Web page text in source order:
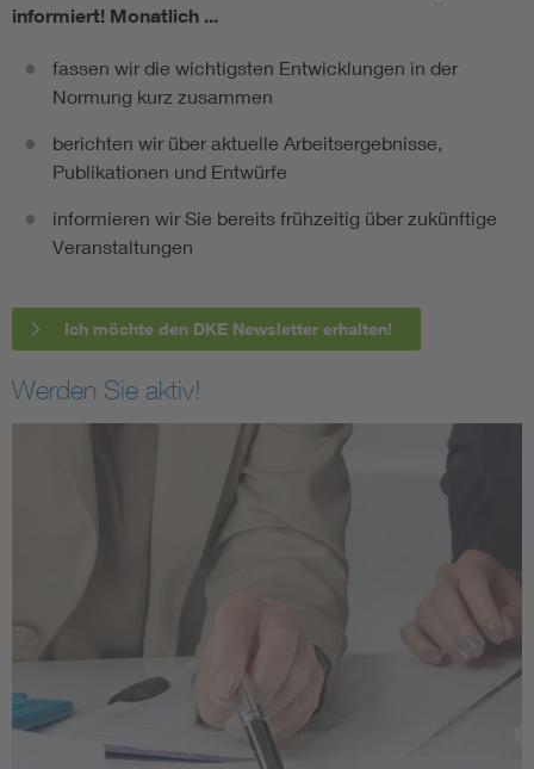
informiert! Monatlich ...
fassen wir die wichtigsten Entwicklungen in der
Normung kurz zusammen
berichten wir über aktuelle Arbeitsergebnisse,
Publikationen und Entwürfe
informieren wir Sie bereits frühzeitig über zukünftige
Veranstaltungen
Ich möchte den DKE Newsletter erhalten!
Werden Sie aktiv!